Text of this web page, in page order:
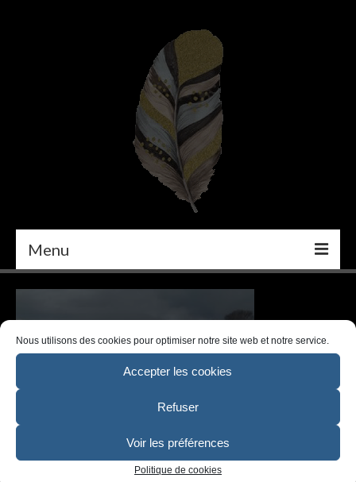
Nous utilisons des cookies pour optimiser notre site web et notre service.
Accepter les cookies
Refuser
Voir les préférences
Politique de cookies
Menu
PEINTURE
DÉCORATION INTÉRIEURE
SCULPTURE